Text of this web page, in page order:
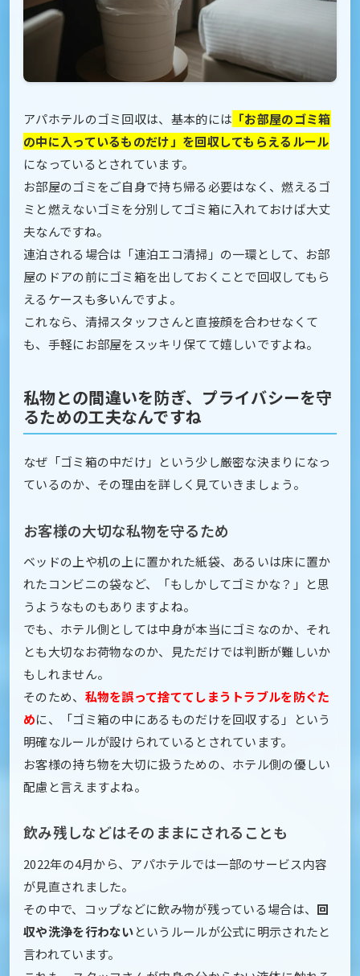
アパホテルのゴミ回収は、基本的には 「お部屋のゴミ箱
の中に入っているものだけ」を回収してもらえるルール
になっているとされています。
お部屋のゴミをご自身で持ち帰る必要はなく、燃えるゴ
ミと燃えないゴミを分別してゴミ箱に入れておけば大丈
夫なんですね。
連泊される場合は「連泊エコ清掃」の一環として、お部
屋のドアの前にゴミ箱を出しておくことで回収してもら
えるケースも多いんですよ。
これなら、清掃スタッフさんと直接顔を合わせなくて
も、手軽にお部屋をスッキリ保てて嬉しいですよね。
私物との間違いを防ぎ、プライバシーを守
るための工夫なんですね
なぜ「ゴミ箱の中だけ」という少し厳密な決まりになっ
ているのか、その理由を詳しく見ていきましょう。
お客様の大切な私物を守るため
ベッドの上や机の上に置かれた紙袋、あるいは床に置か
れたコンビニの袋など、「もしかしてゴミかな？」と思
うようなものもありますよね。
でも、ホテル側としては中身が本当にゴミなのか、それ
とも大切なお荷物なのか、見ただけでは判断が難しいか
もしれません。
そのため、 私物を誤って捨ててしまうトラブルを防ぐた
めに、「ゴミ箱の中にあるものだけを回収する」という
明確なルールが設けられているとされています。
お客様の持ち物を大切に扱うための、ホテル側の優しい
配慮と言えますよね。
飲み残しなどはそのままにされることも
2022年の4月から、アパホテルでは一部のサービス内容
が見直されました。
その中で、コップなどに飲み物が残っている場合は、 回
収や洗浄を行わないというルールが公式に明示されたと
言われています。